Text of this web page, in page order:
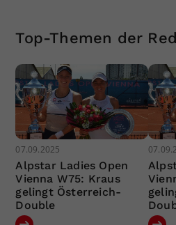
Top-Themen der
07.09.2025
Alpstar Ladies Open
Vienna W75: Kraus
gelingt Österreich-
Double